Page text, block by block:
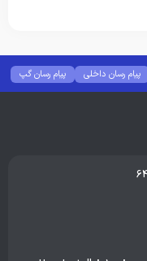
پیام رسان داخلی
پیام رسان گپ